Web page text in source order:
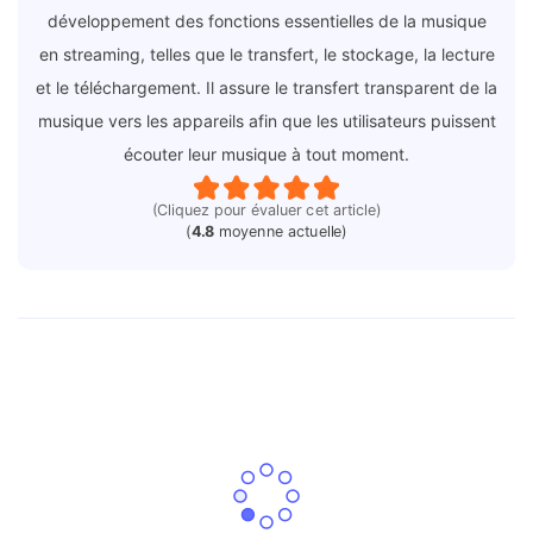
développement des fonctions essentielles de la musique
en streaming, telles que le transfert, le stockage, la lecture
et le téléchargement. Il assure le transfert transparent de la
musique vers les appareils afin que les utilisateurs puissent
écouter leur musique à tout moment.
(Cliquez pour évaluer cet article)
(4.8 moyenne actuelle)